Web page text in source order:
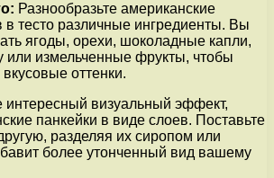
Разнообразьте американские
в тесто различные ингредиенты. Вы
ягоды, орехи, шоколадные капли,
или измельченные фрукты, чтобы
оттенки.
интересный визуальный эффект,
панкейки в виде слоев. Поставьте
разделяя их сиропом или
более утонченный вид вашему